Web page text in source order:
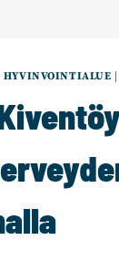
HYVINVOINTIALUE